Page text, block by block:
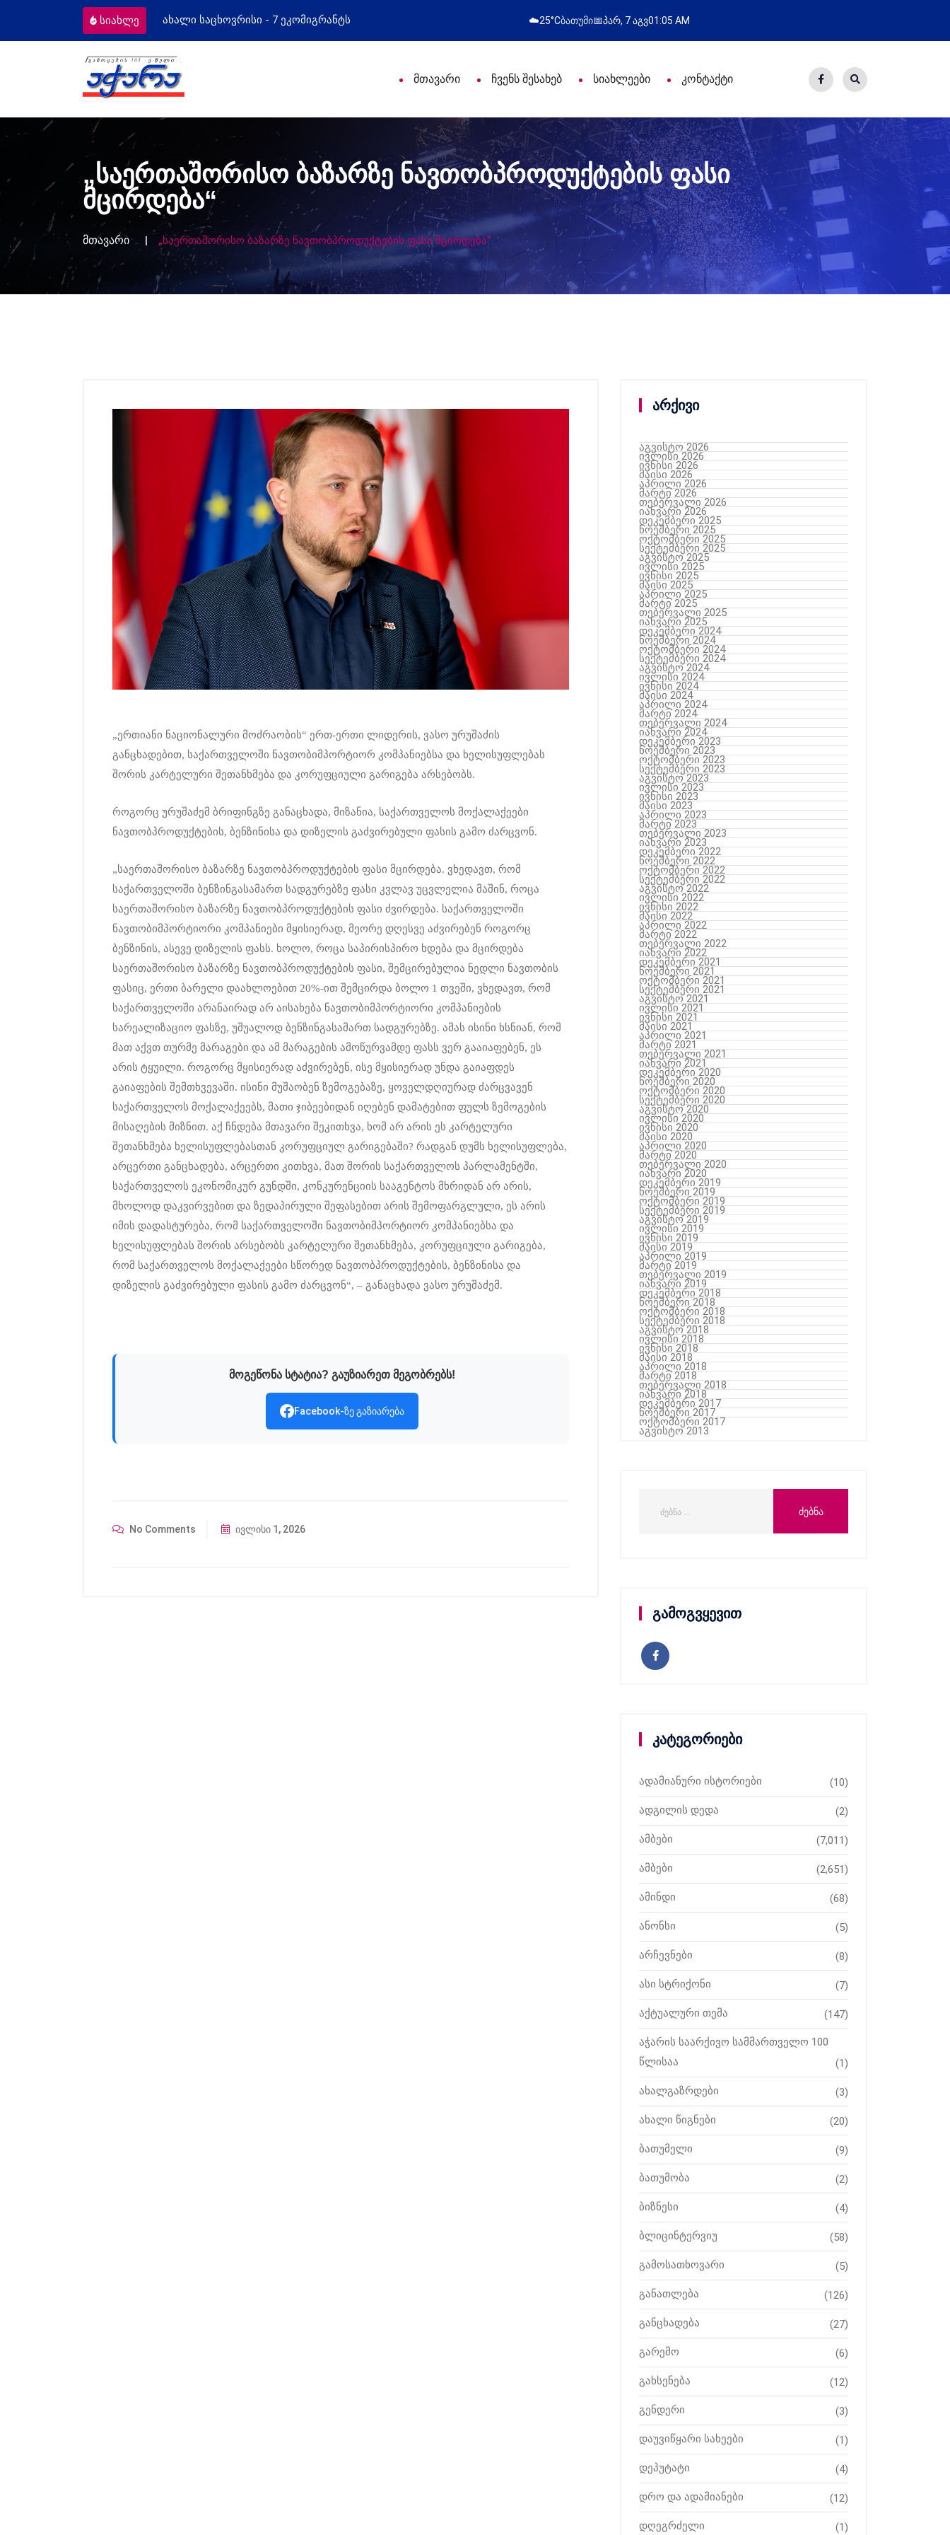
სიახლე
საცხოვრისი - 7 ეკომიგრანტს მოსამართლეებს პროფესიული დღე მიულოცა წარმატებული გამოსვლა
☁️25°Cბათუმი📅პარ, 7 აგვ01:05 AM
მთავარი ჩვენს შესახებ სიახლეები კონტაქტი
„საერთაშორისო ბაზარზე ნავთობპროდუქტების ფასი
მცირდება“
მთავარი „საერთაშორისო ბაზარზე ნავთობპროდუქტების ფასი მცირდება“
„ერთიანი ნაციონალური მოძრაობის“ ერთ-ერთი ლიდერის, ვასო ურუშაძის
განცხადებით, საქართველოში ნავთობიმპორტიორ კომპანიებსა და ხელისუფლებას
შორის კარტელური შეთანხმება და კორუფციული გარიგება არსებობს.
როგორც ურუშაძემ ბრიფინგზე განაცხადა, მიზანია, საქართველოს მოქალაქეები
ნავთობპროდუქტების, ბენზინისა და დიზელის გაძვირებული ფასის გამო ძარცვონ.
„საერთაშორისო ბაზარზე ნავთობპროდუქტების ფასი მცირდება. ვხედავთ, რომ
საქართველოში ბენზინგასამართ სადგურებზე ფასი კვლავ უცვლელია მაშინ, როცა
საერთაშორისო ბაზარზე ნავთობპროდუქტების ფასი ძვირდება. საქართველოში
ნავთობიმპორტიორი კომპანიები მყისიერად, მეორე დღესვე აძვირებენ როგორც
ბენზინის, ასევე დიზელის ფასს. ხოლო, როცა საპირისპირო ხდება და მცირდება
საერთაშორისო ბაზარზე ნავთობპროდუქტების ფასი, შემცირებულია ნედლი ნავთობის
ფასიც, ერთი ბარელი დაახლოებით 20%-ით შემცირდა ბოლო 1 თვეში, ვხედავთ, რომ
საქართველოში არანაირად არ აისახება ნავთობიმპორტიორი კომპანიების
სარეალიზაციო ფასზე, უშუალოდ ბენზინგასამართ სადგურებზე. ამას ისინი ხსნიან, რომ
მათ აქვთ თურმე მარაგები და ამ მარაგების ამოწურვამდე ფასს ვერ გააიაფებენ, ეს
არის ტყუილი. როგორც მყისიერად აძვირებენ, ისე მყისიერად უნდა გაიაფდეს
გაიაფების შემთხვევაში. ისინი მუშაობენ ზემოგებაზე, ყოველდღიურად ძარცვავენ
საქართველოს მოქალაქეებს, მათი ჯიბეებიდან იღებენ დამატებით ფულს ზემოგების
მისაღების მიზნით. აქ ჩნდება მთავარი შეკითხვა, ხომ არ არის ეს კარტელური
შეთანხმება ხელისუფლებასთან კორუფციულ გარიგებაში? რადგან დუმს ხელისუფლება,
არცერთი განცხადება, არცერთი კითხვა, მათ შორის საქართველოს პარლამენტში,
საქართველოს ეკონომიკურ გუნდში, კონკურენციის სააგენტოს მხრიდან არ არის,
მხოლოდ დაკვირვებით და ზედაპირული შეფასებით არის შემოფარგლული, ეს არის
იმის დადასტურება, რომ საქართველოში ნავთობიმპორტიორ კომპანიებსა და
ხელისუფლებას შორის არსებობს კარტელური შეთანხმება, კორუფციული გარიგება,
რომ საქართველოს მოქალაქეები სწორედ ნავთობპროდუქტების, ბენზინისა და
დიზელის გაძვირებული ფასის გამო ძარცვონ“, – განაცხადა ვასო ურუშაძემ.
მოგეწონა სტატია? გაუზიარეთ მეგობრებს!
Facebook-ზე გაზიარება
No Comments ივლისი 1, 2026
არქივი
აგვისტო 2026
ივლისი 2026
ივნისი 2026
მაისი 2026
აპრილი 2026
მარტი 2026
თებერვალი 2026
იანვარი 2026
დეკემბერი 2025
ნოემბერი 2025
ოქტომბერი 2025
სექტემბერი 2025
აგვისტო 2025
ივლისი 2025
ივნისი 2025
მაისი 2025
აპრილი 2025
მარტი 2025
თებერვალი 2025
იანვარი 2025
დეკემბერი 2024
ნოემბერი 2024
ოქტომბერი 2024
სექტემბერი 2024
აგვისტო 2024
ივლისი 2024
ივნისი 2024
მაისი 2024
აპრილი 2024
მარტი 2024
თებერვალი 2024
იანვარი 2024
დეკემბერი 2023
ნოემბერი 2023
ოქტომბერი 2023
სექტემბერი 2023
აგვისტო 2023
ივლისი 2023
ივნისი 2023
მაისი 2023
აპრილი 2023
მარტი 2023
თებერვალი 2023
იანვარი 2023
დეკემბერი 2022
ნოემბერი 2022
ოქტომბერი 2022
სექტემბერი 2022
აგვისტო 2022
ივლისი 2022
ივნისი 2022
მაისი 2022
აპრილი 2022
მარტი 2022
თებერვალი 2022
იანვარი 2022
დეკემბერი 2021
ნოემბერი 2021
ოქტომბერი 2021
სექტემბერი 2021
აგვისტო 2021
ივლისი 2021
ივნისი 2021
მაისი 2021
აპრილი 2021
მარტი 2021
თებერვალი 2021
იანვარი 2021
დეკემბერი 2020
ნოემბერი 2020
ოქტომბერი 2020
სექტემბერი 2020
აგვისტო 2020
ივლისი 2020
ივნისი 2020
მაისი 2020
აპრილი 2020
მარტი 2020
თებერვალი 2020
იანვარი 2020
დეკემბერი 2019
ნოემბერი 2019
ოქტომბერი 2019
სექტემბერი 2019
აგვისტო 2019
ივლისი 2019
ივნისი 2019
მაისი 2019
აპრილი 2019
მარტი 2019
თებერვალი 2019
იანვარი 2019
დეკემბერი 2018
ნოემბერი 2018
ოქტომბერი 2018
სექტემბერი 2018
აგვისტო 2018
ივლისი 2018
ივნისი 2018
მაისი 2018
აპრილი 2018
მარტი 2018
თებერვალი 2018
იანვარი 2018
დეკემბერი 2017
ნოემბერი 2017
ოქტომბერი 2017
აგვისტო 2013
გამოგვყევით
კატეგორიები
ადამიანური ისტორიები (10)
ადგილის დედა (2)
ამბები (7,011)
ამბები (2,651)
ამინდი (68)
ანონსი (5)
არჩევნები (8)
ასი სტრიქონი (7)
აქტუალური თემა (147)
აჭარის საარქივო სამმართველო 100
წლისაა
(1)
ახალგაზრდები (3)
ახალი წიგნები (20)
ბათუმელი (9)
ბათუმობა (2)
ბიზნესი (4)
ბლიცინტერვიუ (58)
გამოსათხოვარი (5)
განათლება (126)
განცხადება (27)
გარემო (6)
გახსენება (12)
გენდერი (3)
დაუვიწყარი სახეები (1)
დეპუტატი (4)
დრო და ადამიანები (12)
დღეგრძელი (1)